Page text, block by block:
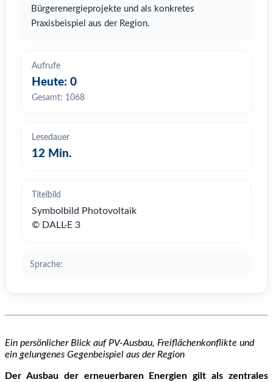
Bürgerenergieprojekte und als konkretes
Praxisbeispiel aus der Region.
Aufrufe
Heute: 0
Gesamt: 1068
Lesedauer
12 Min.
Titelbild
Symbolbild Photovoltaik
© DALL·E 3
Sprache:
Ein persönlicher Blick auf PV-Ausbau, Freiflächenkonflikte und
ein gelungenes Gegenbeispiel aus der Region
Der Ausbau der erneuerbaren Energien gilt als zentrales